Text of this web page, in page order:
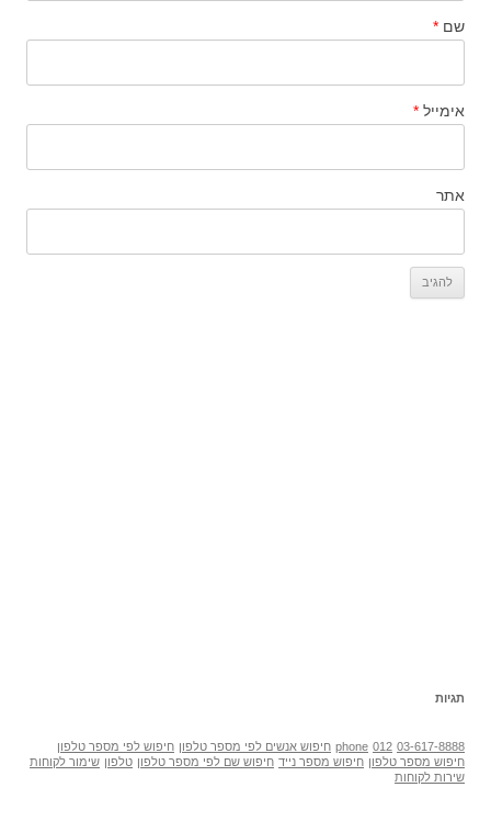
שם *
אימייל *
אתר
תגיות
03-617-8888
012
phone חיפוש אנשים לפי מספר טלפון חיפוש לפי מספר טלפון
חיפוש מספר טלפון חיפוש מספר נייד חיפוש שם לפי מספר טלפון טלפון שימור לקוחות
שירות לקוחות